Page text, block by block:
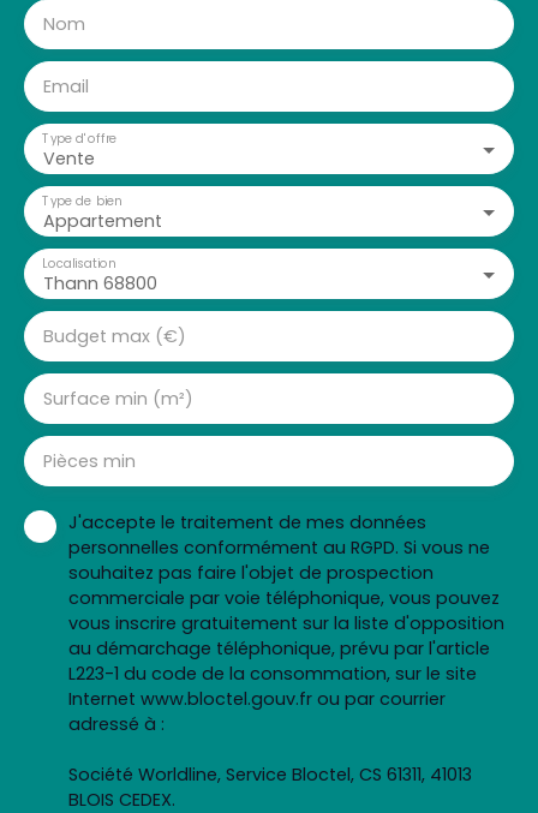
Nom
Email
Vente
Type d'offre
Appartement
Type de bien
Thann 68800
Localisation
Budget max (€)
Surface min (m²)
Pièces min
J'accepte le traitement de mes données
personnelles conformément au RGPD. Si vous ne
souhaitez pas faire l'objet de prospection
commerciale par voie téléphonique, vous pouvez
vous inscrire gratuitement sur la liste d'opposition
au démarchage téléphonique, prévu par l'article
L223-1 du code de la consommation, sur le site
Internet www.bloctel.gouv.fr ou par courrier
adressé à :
Société Worldline, Service Bloctel, CS 61311, 41013
BLOIS CEDEX.